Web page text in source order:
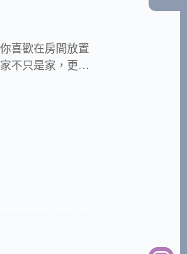
喜歡在房間放置
不只是家，更…